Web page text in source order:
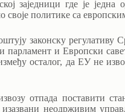
заједници где је
своје политике са
законску регулативу
и Европски
осталог, да ЕУ не
отпада поставити
неодрживим